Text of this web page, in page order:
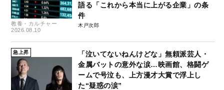
教養・カルチャー
2026.08.10
語る「これから本当に上がる企業」の条
件
木戸次郎
急上昇
「泣いてないねんけどな」無頼派芸人・
金属バットの意外な涙…映画館、格闘ゲ
ームで号泣も、上方漫才大賞で浮上し
た“疑惑の涙”